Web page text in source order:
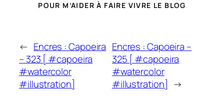
POUR M’AIDER À FAIRE VIVRE LE BLOG
← Encres : Capoeira
– 323 [ #capoeira
#watercolor
#illustration]
Encres : Capoeira –
325 [ #capoeira
#watercolor
#illustration] →